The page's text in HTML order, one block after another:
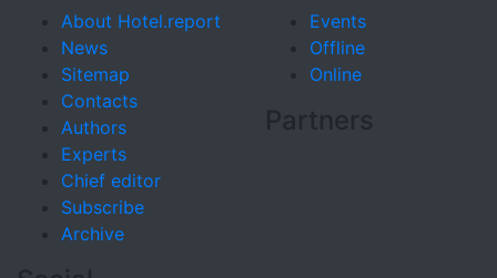
About Hotel.report
News
Sitemap
Contacts
Authors
Experts
Chief editor
Subscribe
Archive
Events
Offline
Online
Partners